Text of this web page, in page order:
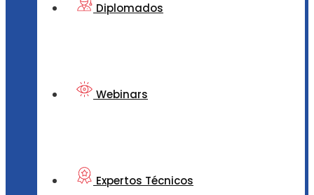
Diplomados
Webinars
Expertos Técnicos